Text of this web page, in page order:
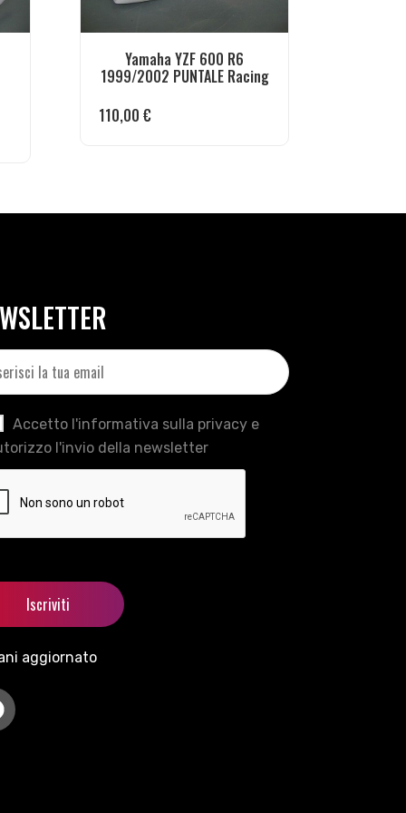
Yamaha YZF 600 R6
1999/2002 PUNTALE Racing
110,00 €
Accetto l'informativa sulla privacy e
l'invio della newsletter
aggiornato